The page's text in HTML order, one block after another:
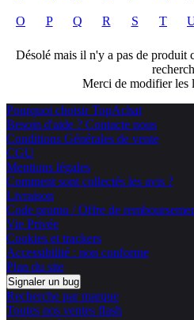
O P Q R S T
Désolé mais il n'y a pas de produit
Merci de modifier les
Pourquoi choisir TopAchat
Besoin d'aide ? Contacte nous
Conditions Générales de vente
CGU
Mentions légales
Comment sont collectés les avis ?
Livraison
Code promo / Offre de
Vie Privée
Cookies et trackers
Accessibilité : non conforme
Plan du site
Signaler un bug
Recherche par marque
Toutes nos ventes flash